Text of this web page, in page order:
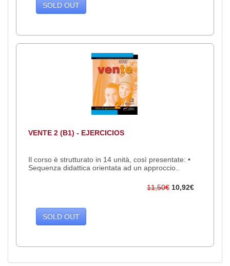
SOLD OUT
VENTE 2 (B1) - EJERCICIOS
Il corso è strutturato in 14 unità, così presentate: •
Sequenza didattica orientata ad un approccio..
11,50€ 10,92€
SOLD OUT